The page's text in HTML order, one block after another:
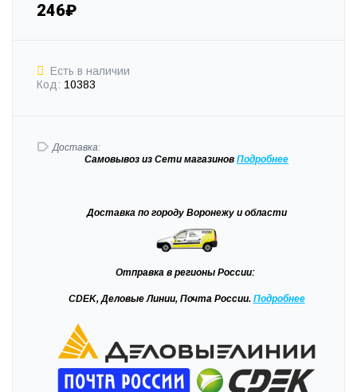
246₽
Есть в наличии
Код: 10383
Доставка:
Самовывоз из Сети магазинов Подробнее
Доставка по городу Воронежу и области
Отправка в регионы России:
CDEK, Деловые Линии, Почта России. Подробнее